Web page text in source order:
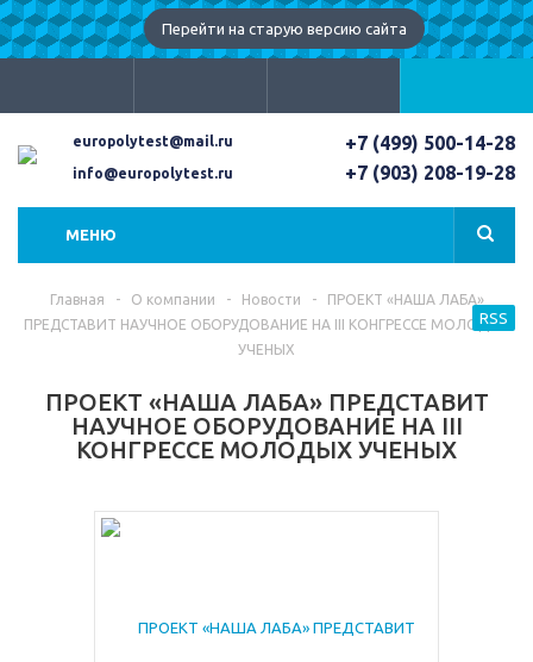
Перейти на старую версию сайта
europolytest@mail.ru
info@europolytest.ru
+7 (499) 500-14-28
+7 (903) 208-19-28
МЕНЮ
Главная - О компании - Новости -
ПРОЕКТ «НАША ЛАБА»
ПРЕДСТАВИТ НАУЧНОЕ ОБОРУДОВАНИЕ НА III КОНГРЕССЕ МОЛОДЫХ
УЧЕНЫХ
ПРОЕКТ «НАША ЛАБА» ПРЕДСТАВИТ
НАУЧНОЕ ОБОРУДОВАНИЕ НА III
КОНГРЕССЕ МОЛОДЫХ УЧЕНЫХ
RSS